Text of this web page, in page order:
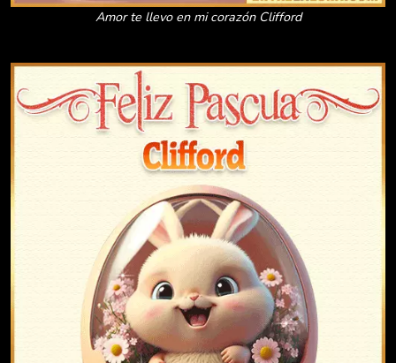
Amor te llevo en mi corazón Clifford